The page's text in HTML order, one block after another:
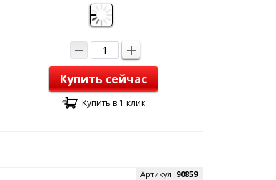
Купить сейчас
Купить в 1 клик
Артикул: 90859